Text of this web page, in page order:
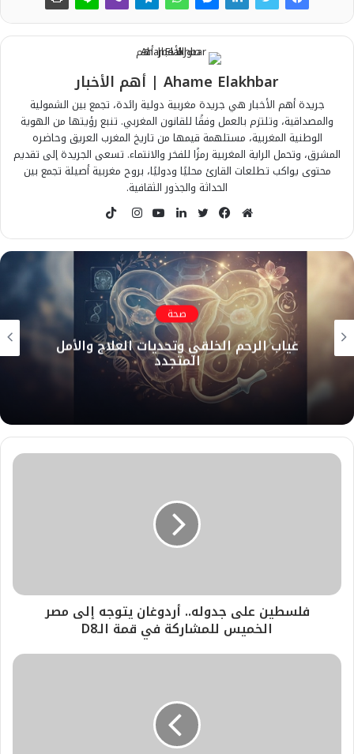
Ahame Elakhbar | أهم الأخبار
جريدة أهم الأخبار هي جريدة مغربية دولية رائدة، تجمع بين الشمولية
والمصداقية، وتلتزم بالعمل وفقًا للقانون المغربي. تنبع رؤيتها من الهوية
الوطنية المغربية، مستلهمة قيمها من تاريخ المغرب العريق وحاضره
المشرق، وتحمل الراية المغربية رمزًا للفخر والانتماء. تسعى الجريدة إلى تقديم
محتوى يواكب تطلعات القارئ محليًا ودوليًا، بروح مغربية أصيلة تجمع بين
الحداثة والجذور الثقافية.
م
و
ق
ع
ا
ل
و
ي
ب
ف
ي
س
ب
و
ك
ت
و
ي
ت
ر
ل
ي
ن
ك
د
إ
ن
ي
و
ت
ي
و
ب
ا
ن
س
ت
ق
ر
ا
م
k
T
o
k
صحة
غیاب الرحم الخلقي وتحديات العلاج والأمل
المتجدد
فلسطين على جدوله.. أردوغان يتوجه إلى مصر
الخميس للمشاركة في قمة الـD8